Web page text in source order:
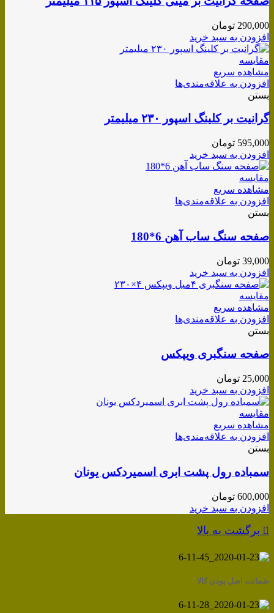
290,000 تومان
افزودن به سبد خرید
مقایسه
مشاهده سریع
افزودن به علاقه‌مندی‌ها
بستن
گرانیت بر کلینگ اسپور ۲۳۰ میلیمتر
595,000 تومان
افزودن به سبد خرید
مقایسه
مشاهده سریع
افزودن به علاقه‌مندی‌ها
بستن
صفحه سنگ ساب آهن 6*180
39,000 تومان
افزودن به سبد خرید
مقایسه
مشاهده سریع
افزودن به علاقه‌مندی‌ها
بستن
صفحه سنگبری ویپکس
25,000 تومان
افزودن به سبد خرید
مقایسه
مشاهده سریع
افزودن به علاقه‌مندی‌ها
بستن
سمباده رول پشت ابری اسمیردکس یونان
600,000 تومان
افزودن به سبد خرید
برگشت به بالا
ضمانت اصل بودن کالا